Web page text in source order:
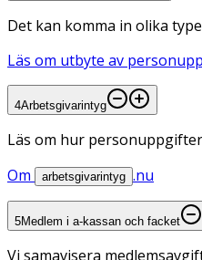
Det kan komma in olika
Läs om utbyte av
4Arbetsgivarintyg
Läs om hur
Om
arbetsgivarintyg .nu
5Medlem i a-kassan och facket
Vi samavisera